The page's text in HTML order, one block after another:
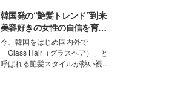
な美容の常識を大きく変える可能
性を秘めた、革新的な「Water
Capturing Skin（ウォーターキャ
プチャリングスキン：捕水肌）」
技術を、花王が構築した。
韓国発の“艶髪トレンド”到来
美容好きの女性の自信を育む
「ヘアケア事情」って？
今、韓国をはじめ国内外で
「Glass Hair（グラスヘア）」と
呼ばれる艶髪スタイルが熱い視線